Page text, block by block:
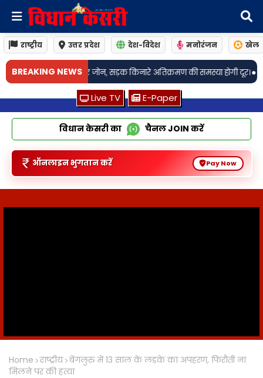
राष्ट्रीय उत्तर प्रदेश देश-विदेश मनोरंजन खेल
BREAKING NEWS
किनारे अतिक्रमण की समस्या होगी दूर।• Sonebhadra: गृहमंत्री अमित शाह से
Live TV E-Paper
विधान केसरी का चैनलJOIN करें
ऑनलाइन भुगतान करें Pay Now
Home राष्ट्रीय बेंगलुरु में 13 साल के लड़के का अपहरण, फिरौती ना
मिलने पर की हत्या